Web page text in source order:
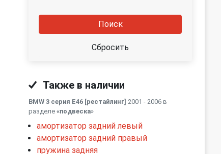
Поиск
Сбросить
Также в наличии
BMW 3 серия E46 [рестайлинг] 2001 - 2006 в
разделе «подвеска»
амортизатор задний левый
амортизатор задний правый
пружина задняя